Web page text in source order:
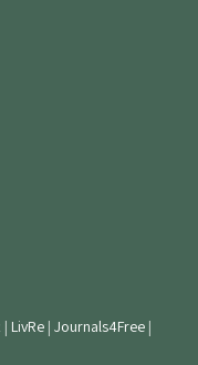
| LivRe | Journals4Free |